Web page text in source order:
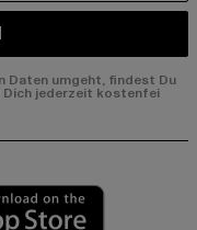
Daten umgeht, findest Du
Dich jederzeit kostenfei
App store